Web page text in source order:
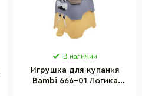
В наличии
Игрушка для купания
Bambi 666-01 Логика